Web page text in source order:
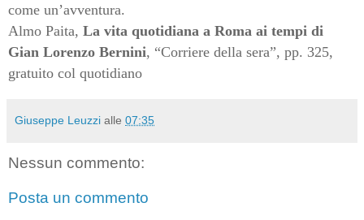
come un’avventura.
Almo Paita, La vita quotidiana a Roma ai tempi di
Gian Lorenzo Bernini, “Corriere della sera”, pp. 325,
gratuito col quotidiano
Giuseppe Leuzzi alle 07:35
Nessun commento:
Posta un commento